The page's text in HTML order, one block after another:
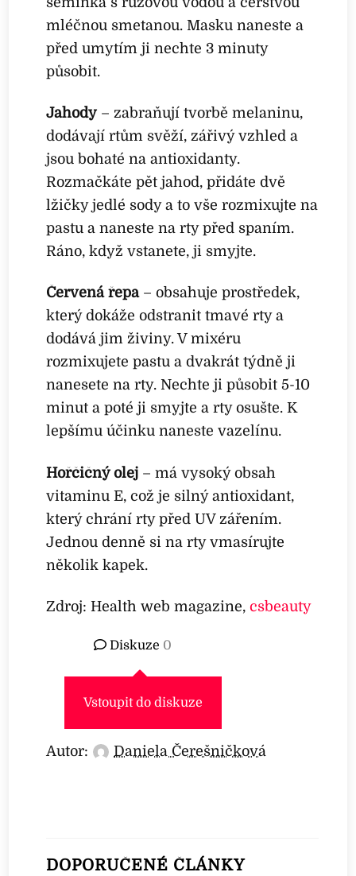
mléčnou smetanou. Masku naneste a
před umytím ji nechte 3 minuty
působit.
Jahody – zabraňují tvorbě melaninu,
dodávají rtům svěží, zářivý vzhled a
jsou bohaté na antioxidanty.
Rozmačkáte pět jahod, přidáte dvě
lžičky jedlé sody a to vše rozmixujte na
pastu a naneste na rty před spaním.
Ráno, když vstanete, ji smyjte.
Červená řepa– obsahuje prostředek,
který dokáže odstranit tmavé rty a
dodává jim živiny. V mixéru
rozmixujete pastu a dvakrát týdně ji
nanesete na rty. Nechte ji působit 5-10
minut a poté ji smyjte a rty osušte. K
lepšímu účinku naneste vazelínu.
Hořčičný olej – má vysoký obsah
vitaminu E, což je silný antioxidant,
který chrání rty před UV zářením.
Jednou denně si na rty vmasírujte
několik kapek.
Zdroj: Health web magazine,csbeauty
Diskuze 0
Vstoupit do diskuze
Autor: Daniela Čerešničková
DOPORUČENÉ ČLÁNKY